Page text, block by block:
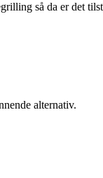
så da er det
alternativ.